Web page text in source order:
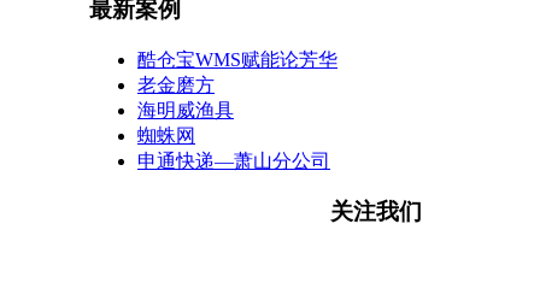
最新案例
酷仓宝WMS赋能论芳华
老金磨方
海明威渔具
蜘蛛网
申通快递—萧山分公司
关注我们